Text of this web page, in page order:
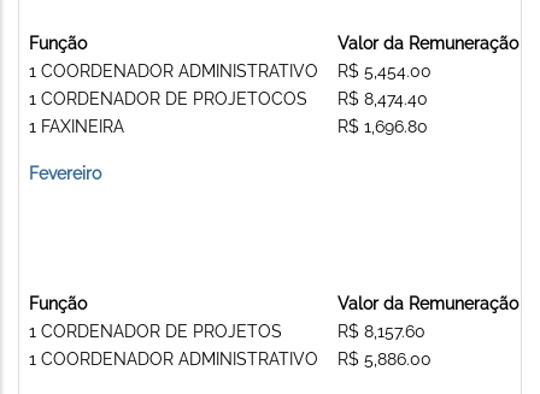
Função
1 COORDENADOR ADMINISTRATIVO
1 CORDENADOR DE PROJETOCOS
1 FAXINEIRA
Valor da Remuneração
R$ 5,454.00
R$ 8,474.40
R$ 1,696.80
Fevereiro
Função
1 CORDENADOR DE PROJETOS
1 COORDENADOR ADMINISTRATIVO
Valor da Remuneração
R$ 8,157.60
R$ 5,886.00